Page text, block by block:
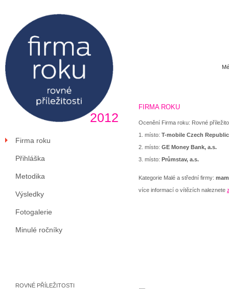
2012
Firma roku
Přihláška
Metodika
Výsledky
Fotogalerie
Minulé ročníky
FIRMA ROKU
Ocenění Firma roku: Rovné
1. místo: T-mobile Czech
2. místo: GE Money Bank, a.s.
3. místo: Průmstav, a.s.
Kategorie Malé a střední firmy:
více informací o vítězích naleznete
ROVNÉ PŘÍLEŽITOSTI